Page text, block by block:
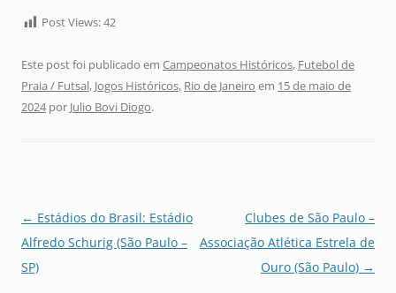
Post Views:42
Este post foi publicado em Campeonatos Históricos, Futebol de
Praia / Futsal, Jogos Históricos, Rio de Janeiro em 15 de maio de
2024por Julio Bovi Diogo.
Navegação
de
posts
← Estádios do Brasil: Estádio
Alfredo Schurig (São Paulo –
SP)
Clubes de São Paulo –
Associação Atlética Estrela de
Ouro (São Paulo) →